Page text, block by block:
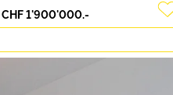
CHF 1'900'000.-